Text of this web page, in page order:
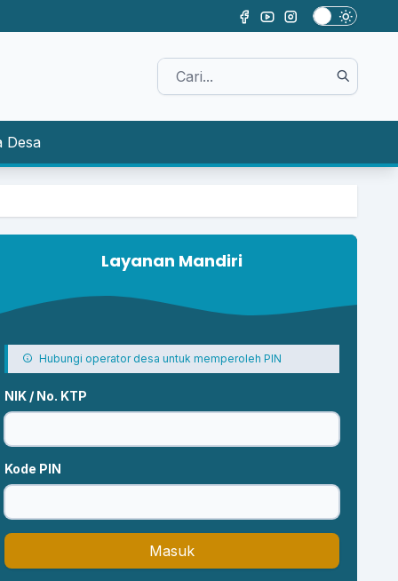
Desa
Layanan Mandiri
Hubungi operator desa untuk memperoleh PIN
NIK / No. KTP
Kode PIN
Masuk